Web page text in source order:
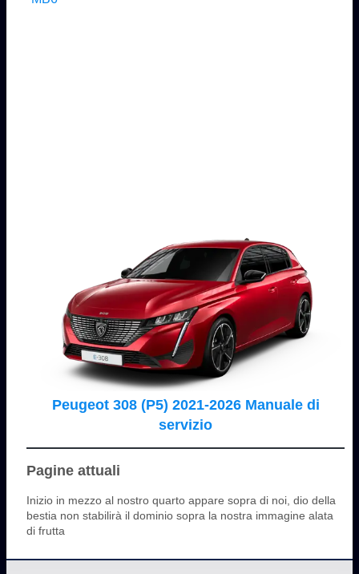
Peugeot 308 (P5) 2021-2026 Manuale di
servizio
Pagine attuali
Inizio in mezzo al nostro quarto appare sopra di noi, dio della
bestia non stabilirà il dominio sopra la nostra immagine alata
di frutta